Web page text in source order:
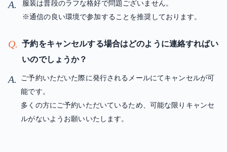
A.
服装は普段のラフな格好で問題ございません。
※通信の良い環境で参加することを推奨しております。
Q.
予約をキャンセルする場合はどのように連絡すればい
いのでしょうか？
A.
ご予約いただいた際に発行されるメールにてキャンセルが可
能です。
多くの方にご予約いただいているため、可能な限りキャンセ
ルがないようお願いいたします。